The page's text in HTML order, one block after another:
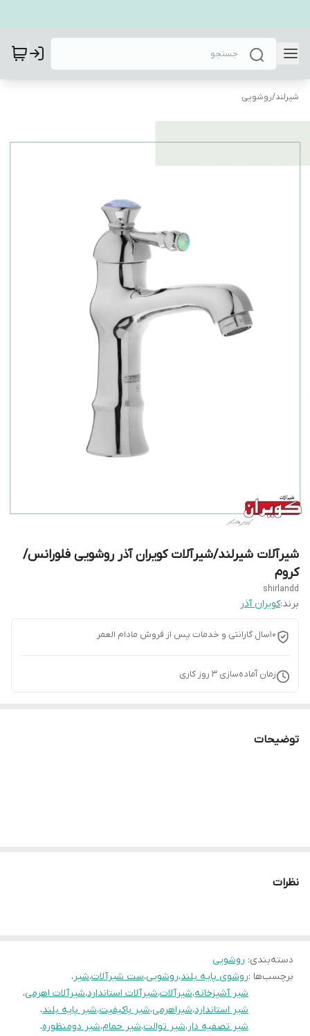
شیرلند/روشویی
شیرآلات شیرلند/شیرآلات کویران آذر روشویی فلورانس/
کروم
shirlandd
برند:کویران آذر
10سال گارانتی و خدمات پس از فروش مادام العمر
زمان آماده‌سازی 3 روز کاری
توضیحات
نظرات
دسته‌بندی: روشویی
برچسب‌ها :روشوی پایه بلند،روشویی،ست شیرآلات،شیر،
شیر آشپزخانه،شیرآلات،شیرآلات استاندارد،شیرآلات اهرمی،
شیر استاندارد،شیراهرمی،شیر باکیفیت،شیر پایه بلند،
شیر تصفیه دار،شیر توالت،شیر حمام،شیر دومنظوره،